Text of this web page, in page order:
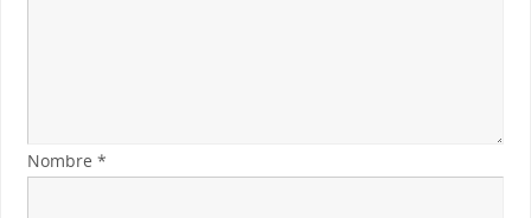
Nombre *